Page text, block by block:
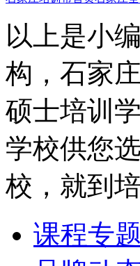
以上是小
构，石家
硕士培训
学校供您
校，就到
课程专题